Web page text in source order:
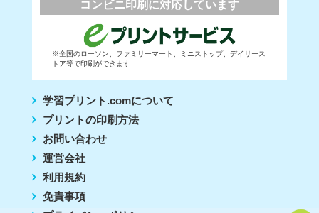
コンビニ印刷に対応しています
※全国のローソン、ファミリーマート、ミニストップ、デイリース
トア等で印刷ができます
学習プリント.comについて
プリントの印刷方法
お問い合わせ
運営会社
利用規約
免責事項